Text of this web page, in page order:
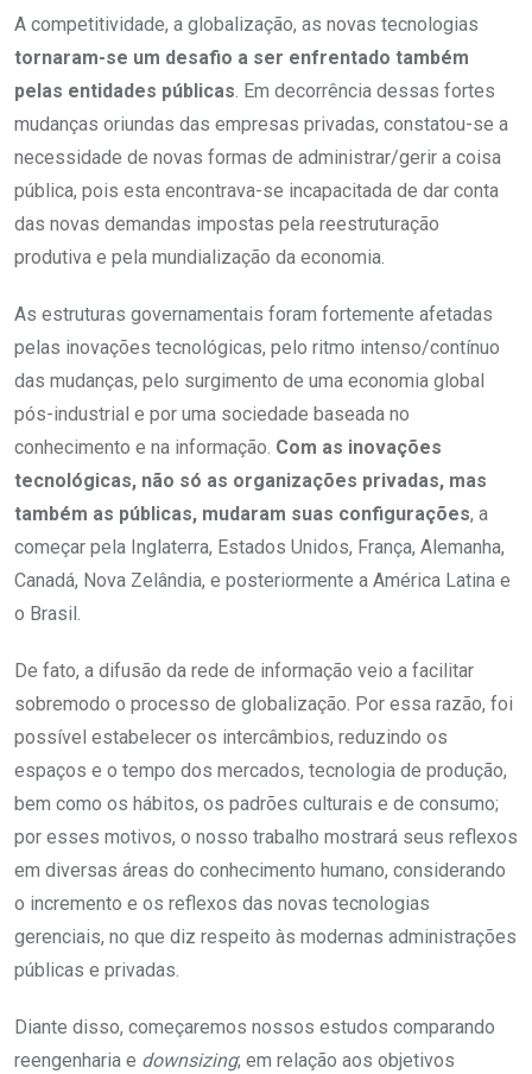
A competitividade, a globalização, as novas tecnologias
tornaram-se um desafio a ser enfrentado também
pelas entidades públicas. Em decorrência dessas fortes
mudanças oriundas das empresas privadas, constatou-se a
necessidade de novas formas de administrar/gerir a coisa
pública, pois esta encontrava-se incapacitada de dar conta
das novas demandas impostas pela reestruturação
produtiva e pela mundialização da economia.
As estruturas governamentais foram fortemente afetadas
pelas inovações tecnológicas, pelo ritmo intenso/contínuo
das mudanças, pelo surgimento de uma economia global
pós-industrial e por uma sociedade baseada no
conhecimento e na informação. Com as inovações
tecnológicas, não só as organizações privadas, mas
também as públicas, mudaram suas configurações, a
começar pela Inglaterra, Estados Unidos, França, Alemanha,
Canadá, Nova Zelândia, e posteriormente a América Latina e
o Brasil.
De fato, a difusão da rede de informação veio a facilitar
sobremodo o processo de globalização. Por essa razão, foi
possível estabelecer os intercâmbios, reduzindo os
espaços e o tempo dos mercados, tecnologia de produção,
bem como os hábitos, os padrões culturais e de consumo;
por esses motivos, o nosso trabalho mostrará seus reflexos
em diversas áreas do conhecimento humano, considerando
o incremento e os reflexos das novas tecnologias
gerenciais, no que diz respeito às modernas administrações
públicas e privadas.
Diante disso, começaremos nossos estudos comparando
reengenharia e downsizing; em relação aos objetivos